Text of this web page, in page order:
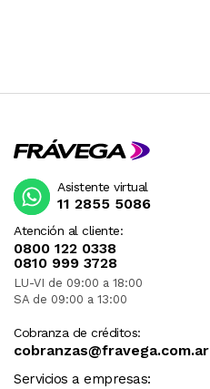
Atención al cliente:
0800 122 0338
0810 999 3728
LU-VI de 09:00 a 18:00
SA de 09:00 a 13:00
Cobranza de créditos:
cobranzas@fravega.com.ar
Servicios a empresas:
Asistente virtual
11 2855 5086